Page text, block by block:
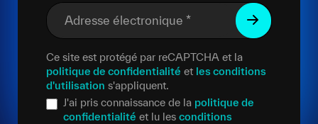
Adresse électronique *
Ce site est protégé par reCAPTCHA et la
politique de confidentialité et les conditions
d'utilisation s'appliquent.
J'ai pris connaissance de la politique de
confidentialité et lu les conditions